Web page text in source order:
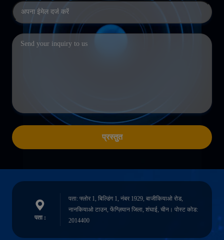
प्रस्तुत
पता :
पता: फ्लोर 1, बिल्डिंग 1, नंबर 1929, बाजीकियाओ रोड,
नानकियाओ टाउन, फेंग्ज़ियान जिला, शंघाई, चीन। पोस्ट कोड:
2014400